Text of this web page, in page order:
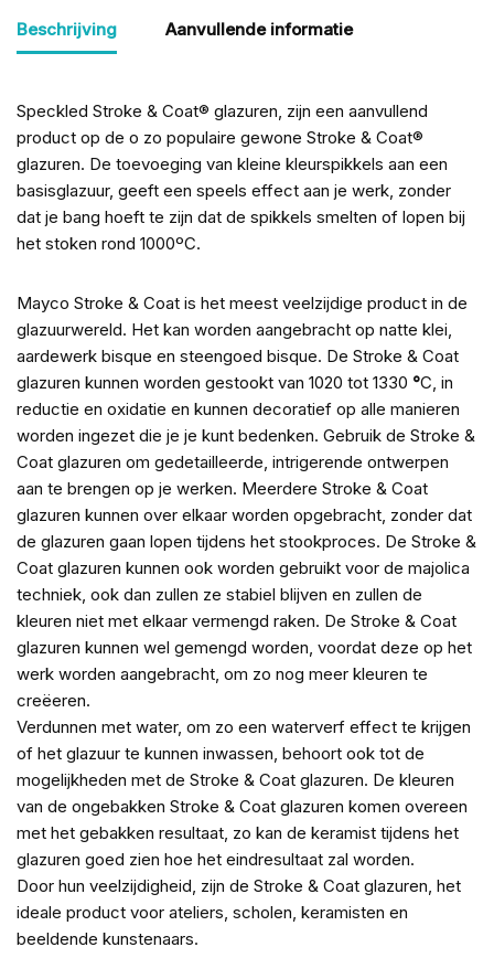
Beschrijving Aanvullende informatie
Speckled Stroke & Coat® glazuren, zijn een aanvullend
product op de o zo populaire gewone Stroke & Coat®
glazuren. De toevoeging van kleine kleurspikkels aan een
basisglazuur, geeft een speels effect aan je werk, zonder
dat je bang hoeft te zijn dat de spikkels smelten of lopen bij
het stoken rond 1000ºC.
Mayco Stroke & Coat is het meest veelzijdige product in de
glazuurwereld. Het kan worden aangebracht op natte klei,
aardewerk bisque en steengoed bisque. De Stroke & Coat
glazuren kunnen worden gestookt van 1020 tot 1330 °C, in
reductie en oxidatie en kunnen decoratief op alle manieren
worden ingezet die je je kunt bedenken. Gebruik de Stroke &
Coat glazuren om gedetailleerde, intrigerende ontwerpen
aan te brengen op je werken. Meerdere Stroke & Coat
glazuren kunnen over elkaar worden opgebracht, zonder dat
de glazuren gaan lopen tijdens het stookproces. De Stroke &
Coat glazuren kunnen ook worden gebruikt voor de majolica
techniek, ook dan zullen ze stabiel blijven en zullen de
kleuren niet met elkaar vermengd raken. De Stroke & Coat
glazuren kunnen wel gemengd worden, voordat deze op het
werk worden aangebracht, om zo nog meer kleuren te
creëeren.
Verdunnen met water, om zo een waterverf effect te krijgen
of het glazuur te kunnen inwassen, behoort ook tot de
mogelijkheden met de Stroke & Coat glazuren. De kleuren
van de ongebakken Stroke & Coat glazuren komen overeen
met het gebakken resultaat, zo kan de keramist tijdens het
glazuren goed zien hoe het eindresultaat zal worden.
Door hun veelzijdigheid, zijn de Stroke & Coat glazuren, het
ideale product voor ateliers, scholen, keramisten en
beeldende kunstenaars.